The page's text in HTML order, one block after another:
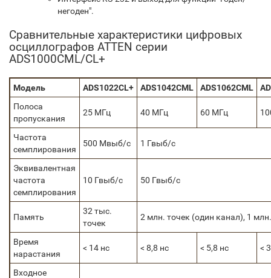
негоден".
Сравнительные характеристики цифровых
осциллографов ATTEN серии
ADS1000CML/CL+
Модель ADS1022CL+ ADS1042CML ADS1062CML
Полоса
пропускания
25 МГц 40 МГц 60 МГц
Частота
семплирования
500 Мвыб/с 1 Гвыб/с
Эквивалентная
частота
семплирования
10 Гвыб/с 50 Гвыб/с
Память
32 тыс.
точек
2 млн. точек (один канал), 1
Время
нарастания
< 14 нс < 8,8 нс < 5,8 нс <
Входное